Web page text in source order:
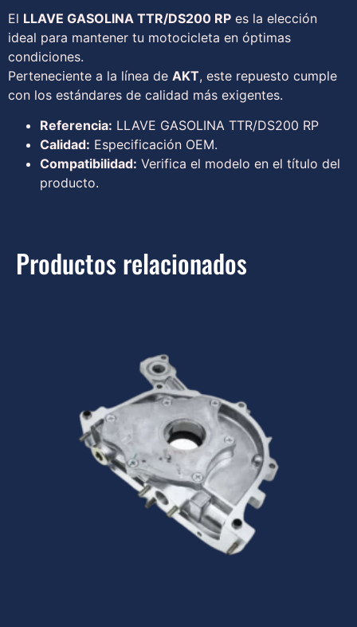
El LLAVE GASOLINA TTR/DS200 RP es la elección
ideal para mantener tu motocicleta en óptimas
condiciones.
Perteneciente a la línea de AKT, este repuesto cumple
con los estándares de calidad más exigentes.
Referencia: LLAVE GASOLINA TTR/DS200 RP
Calidad: Especificación OEM.
Compatibilidad: Verifica el modelo en el título del
producto.
Productos relacionados